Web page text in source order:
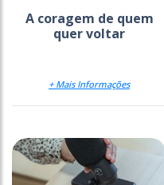
A coragem de quem
quer voltar
+ Mais Informações